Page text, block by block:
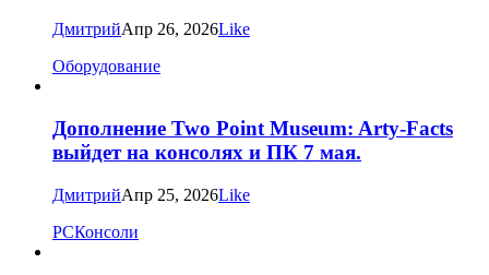
ДмитрийАпр 26, 2026Like
Оборудование
Дополнение Two Point Museum: Arty-Facts
выйдет на консолях и ПК 7 мая.
ДмитрийАпр 25, 2026Like
PCКонсоли